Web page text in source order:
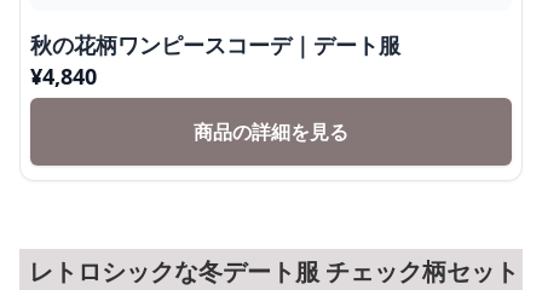
秋の花柄ワンピースコーデ｜デート服
¥4,840
商品の詳細を見る
レトロシックな冬デート服 チェック柄セット